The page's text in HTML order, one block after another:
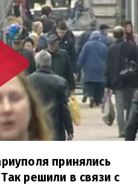
принялись
решили в связи с